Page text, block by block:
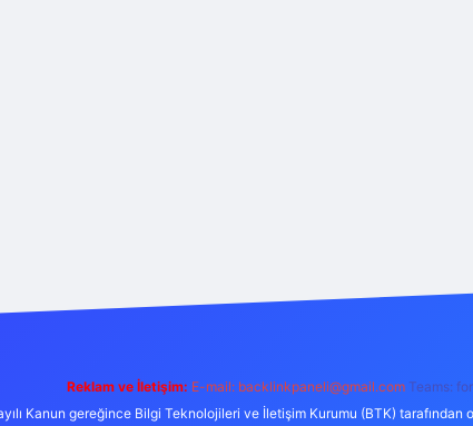
Reklam ve İletişim: E-mail: backlinkpaneli@gmail.com Teams:
Kanun gereğince Bilgi Teknolojileri ve İletişim Kurumu (BTK)